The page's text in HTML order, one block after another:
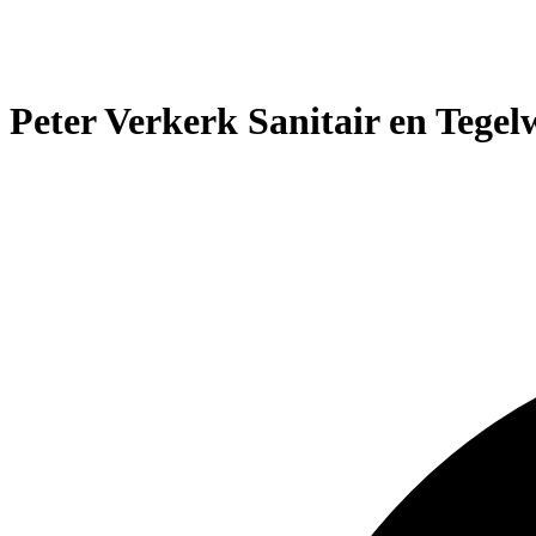
Peter Verkerk Sanitair en